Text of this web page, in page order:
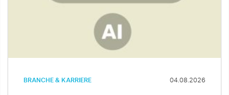
BRANCHE & KARRIERE 04.08.2026